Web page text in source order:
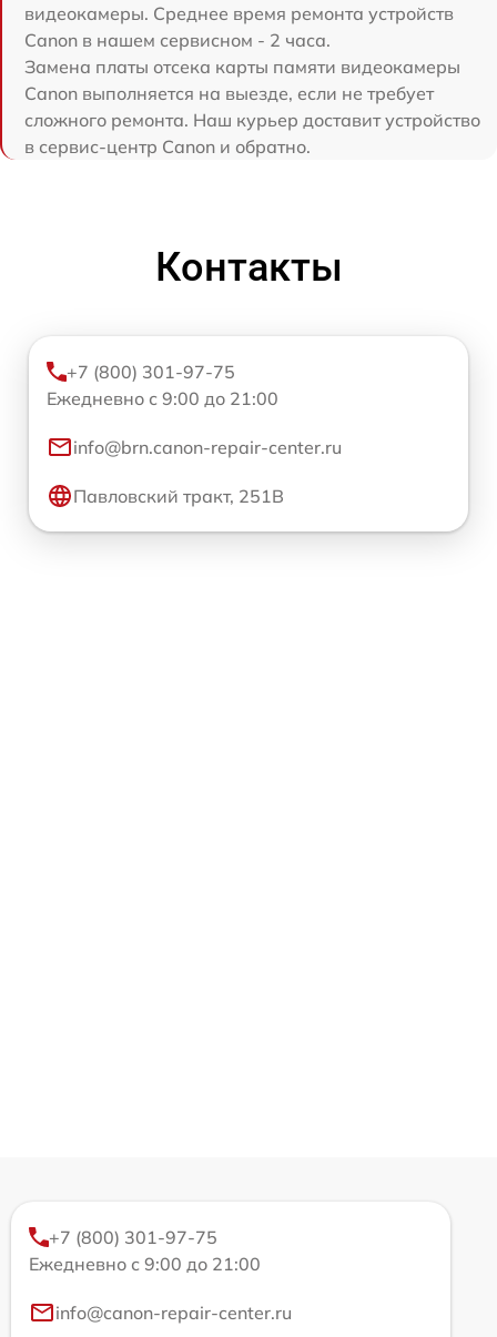
видеокамеры. Среднее время ремонта устройств
Canon в нашем сервисном - 2 часа.
Замена платы отсека карты памяти видеокамеры
Canon выполняется на выезде, если не требует
сложного ремонта. Наш курьер доставит устройство
в сервис-центр Canon и обратно.
Контакты
+7 (800) 301-97-75
Ежедневно с 9:00 до 21:00
info@brn.canon-repair-center.ru
Павловский тракт, 251В
+7 (800) 301-97-75
Ежедневно с 9:00 до 21:00
info@canon-repair-center.ru